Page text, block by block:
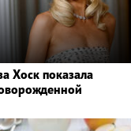
Хоск показала